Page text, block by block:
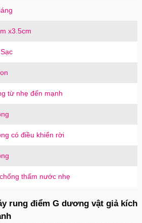
x3.5cm
từ nhẹ đến mạnh
có điều khiển rời
thấm nước nhẹ
rung điểm G dương vật giả kích